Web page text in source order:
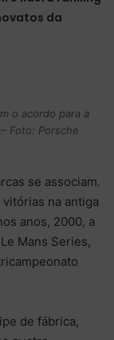
da
o acordo para a
Foto: Porsche
se associam.
na antiga
anos, 2000, a
Mans Series,
de fábrica,